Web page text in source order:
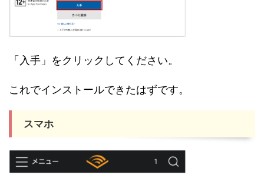
「入手」をクリックしてください。
これでインストールできたはずです。
スマホ